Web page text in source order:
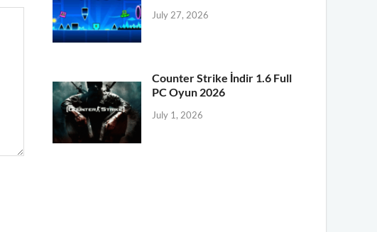
July 27, 2026
Counter Strike İndir 1.6 Full
PC Oyun 2026
July 1, 2026